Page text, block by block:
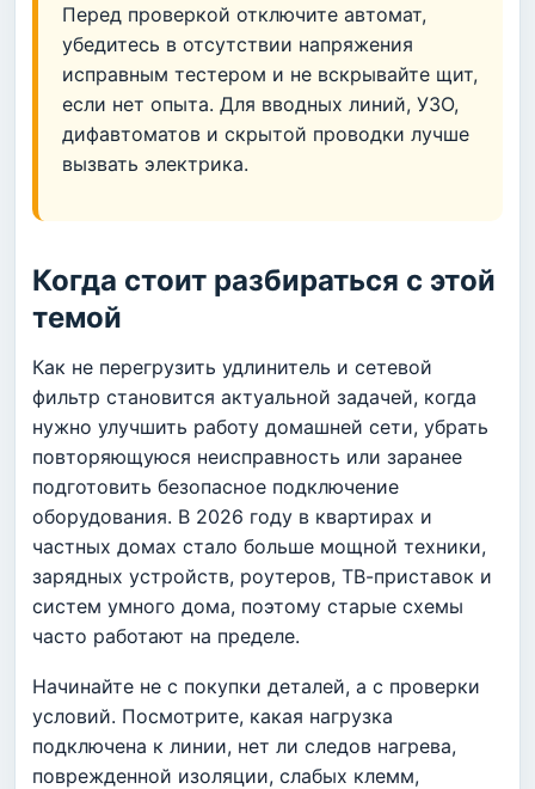
Перед проверкой отключите автомат,
убедитесь в отсутствии напряжения
исправным тестером и не вскрывайте щит,
если нет опыта. Для вводных линий, УЗО,
дифавтоматов и скрытой проводки лучше
вызвать электрика.
Когда стоит разбираться с этой
темой
Как не перегрузить удлинитель и сетевой
фильтр становится актуальной задачей, когда
нужно улучшить работу домашней сети, убрать
повторяющуюся неисправность или заранее
подготовить безопасное подключение
оборудования. В 2026 году в квартирах и
частных домах стало больше мощной техники,
зарядных устройств, роутеров, ТВ-приставок и
систем умного дома, поэтому старые схемы
часто работают на пределе.
Начинайте не с покупки деталей, а с проверки
условий. Посмотрите, какая нагрузка
подключена к линии, нет ли следов нагрева,
поврежденной изоляции, слабых клемм,